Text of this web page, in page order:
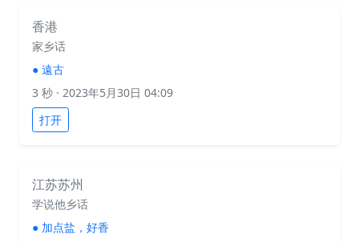
香港
家乡话
● 遠古
3 秒 · 2023年5月30日 04:09
打开
江苏苏州
学说他乡话
● 加点盐，好香